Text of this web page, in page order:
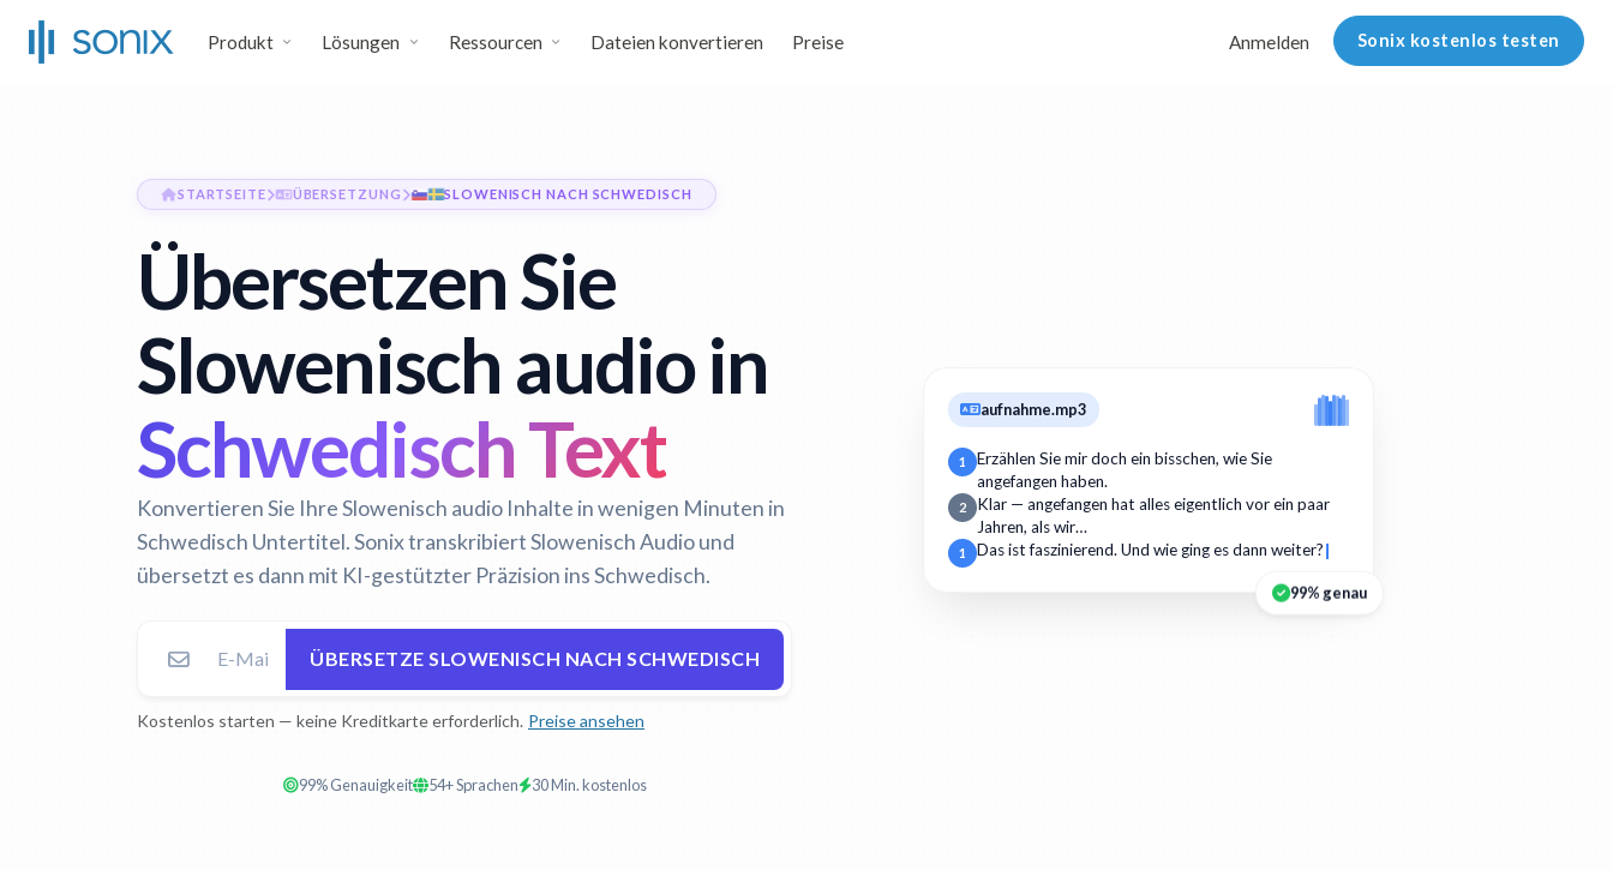
Produkt Lösungen Ressourcen Dateien konvertieren Preise Anmelden Sonix kostenlos testen
STARTSEITE ÜBERSETZUNG SLOWENISCH NACH SCHWEDISCH
Übersetzen Sie
Slowenisch audio in
Schwedisch Text
Konvertieren Sie Ihre Slowenisch audio Inhalte in wenigen Minuten in
Schwedisch Untertitel. Sonix transkribiert Slowenisch Audio und
übersetzt es dann mit KI-gestützter Präzision ins Schwedisch.
ÜBERSETZE SLOWENISCH NACH SCHWEDISCH
Kostenlos starten — keine Kreditkarte erforderlich. Preise ansehen
99% Genauigkeit 54+ Sprachen 30 Min. kostenlos
aufnahme.mp3
1
Erzählen Sie mir doch ein bisschen, wie Sie
angefangen haben.
2
Klar — angefangen hat alles eigentlich vor ein paar
Jahren, als wir…
1 Das ist faszinierend. Und wie ging es dann weiter?
99% genau